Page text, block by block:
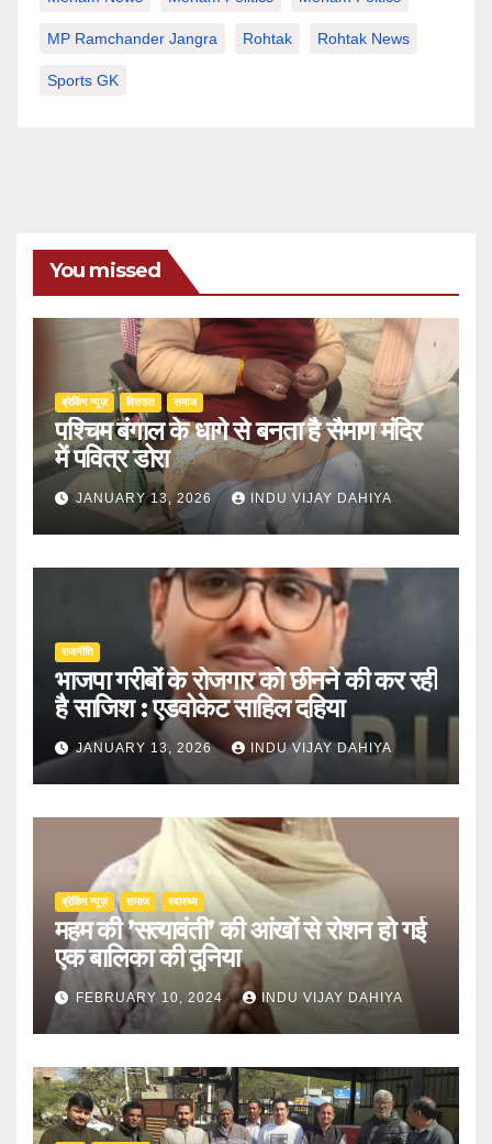
MP Ramchander Jangra Rohtak Rohtak News
Sports GK
You missed
ब्रेकिंग न्यूज़ ‍‍विरासत समाज
पश्चिम बंगाल के धागे से बनता है सैमाण मंदिर
में पवित्र डोरा
JANUARY 13, 2026 INDU VIJAY DAHIYA
राजनीति
भाजपा गरीबों के रोजगार को छीनने की कर रही
है साजिश : एडवोकेट साहिल दहिया
JANUARY 13, 2026 INDU VIJAY DAHIYA
ब्रेकिंग न्यूज़ समाज स्वास्थ्य
महम की ’सत्यावंती’ की आंखों से रोशन हो गई
एक बालिका की दुनिया
FEBRUARY 10, 2024 INDU VIJAY DAHIYA